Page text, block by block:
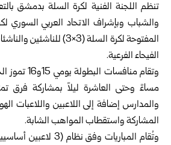
تنظم اللجنة الفنية لكرة السلة بدمشق
والشباب ‏وبإشراف الاتحاد العربي السوري
الفيحاء الفرعية.‏
وتقام منافسات
مساءً ‏وحتى العاشرة ليلاً بمشاركة فرق
والمدارس إضافة إلى ‏اللاعبين واللاعبات
المشاركة واستقطاب المواهب ‏الشابة.‏
وتُقام المباريات وفق